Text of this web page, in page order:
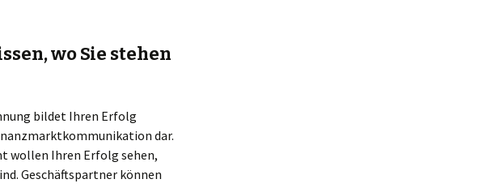
wo Sie stehen
bildet Ihren Erfolg
dar.
wollen Ihren Erfolg sehen,
Geschäftspartner können